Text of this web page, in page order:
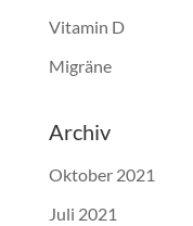
Vitamin D
Migräne
Archiv
Oktober 2021
Juli 2021